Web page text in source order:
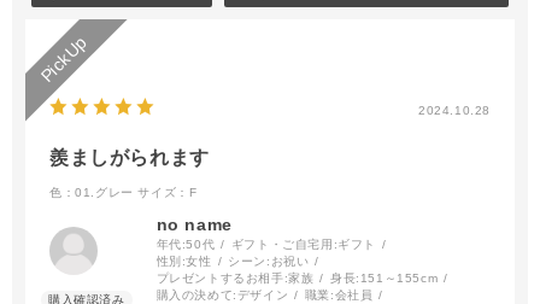
2024.10.28
羨ましがられます
色：01.グレー サイズ：F
no name
年代:50代 ギフト・ご自宅用:ギフト
性別:女性 シーン: お祝い
プレゼントするお相手:家族 身長: 151～155cm
購入の決めて: デザイン 職業:会社員